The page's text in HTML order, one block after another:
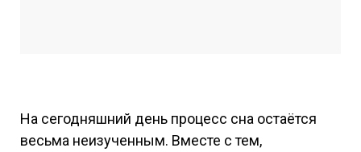
На сегодняшний день процесс сна остаётся
весьма неизученным. Вместе с тем,